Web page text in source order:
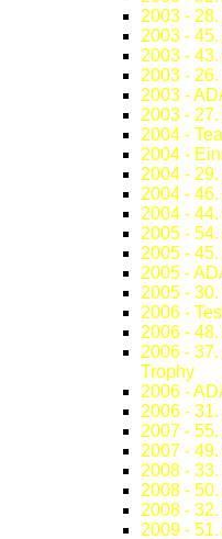
2003 -
2003 -
2003 -
2003 -
2003 -
2003 -
2004 -
2004 -
2004 -
2004 -
2004 -
2005 -
2005 -
2005 -
2005 -
2006 -
2006 -
2006 -
Trophy
2006 -
2006 -
2007 -
2007 -
2008 -
2008 -
2008 -
2009 -